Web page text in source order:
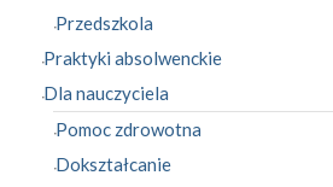
Przedszkola
Praktyki absolwenckie
Dla nauczyciela
Pomoc zdrowotna
Dokształcanie